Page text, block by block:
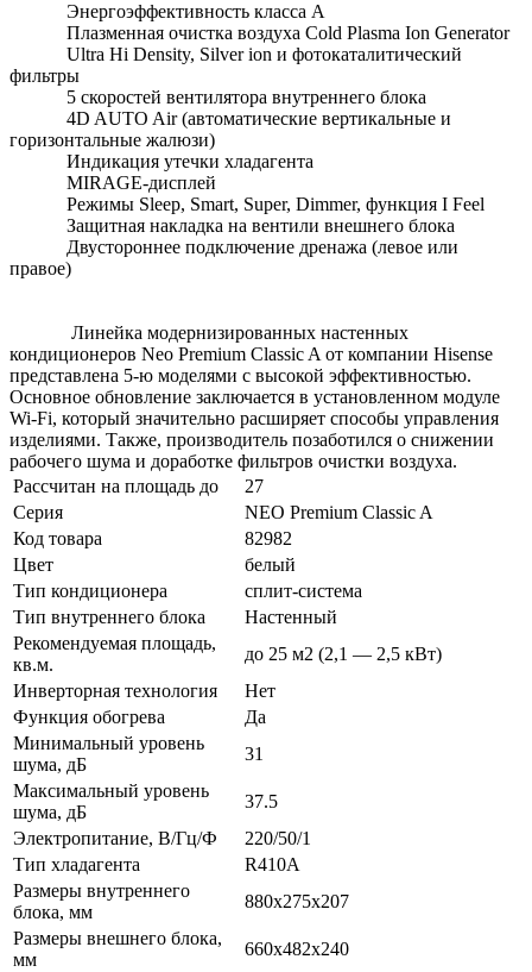
Энергоэффективность класса А
Плазменная очистка воздуха Cold Plasma Ion Generator
Ultra Hi Density, Silver ion и фотокаталитический
фильтры
5 скоростей вентилятора внутреннего блока
4D AUTO Air (автоматические вертикальные и
горизонтальные жалюзи)
Индикация утечки хладагента
MIRAGE-дисплей
Режимы Sleep, Smart, Super, Dimmer, функция I Feel
Защитная накладка на вентили внешнего блока
Двустороннее подключение дренажа (левое или
правое)
Линейка модернизированных настенных
кондиционеров Neo Premium Classic A от компании Hisense
представлена 5-ю моделями с высокой эффективностью.
Основное обновление заключается в установленном модуле
Wi-Fi, который значительно расширяет способы управления
изделиями. Также, производитель позаботился о снижении
рабочего шума и доработке фильтров очистки воздуха.
Рассчитан на площадь до
27
Серия
NEO Premium Classic A
Код товара
82982
Цвет
белый
Тип кондиционера
сплит-система
Тип внутреннего блока
Настенный
Рекомендуемая площадь,
кв.м.
до 25 м2 (2,1 — 2,5 кВт)
Инверторная технология
Нет
Функция обогрева
Да
Минимальный уровень
шума, дБ
31
Максимальный уровень
шума, дБ
37.5
Электропитание, В/Гц/Ф
220/50/1
Тип хладагента
R410A
Размеры внутреннего
блока, мм
880x275x207
Размеры внешнего блока,
мм
660x482x240